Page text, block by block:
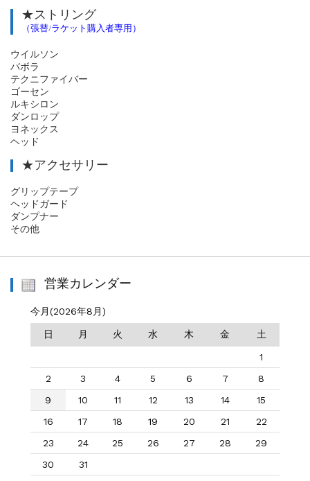
★ストリング
（張替/ラケット購入者専用）
ウイルソン
バボラ
テクニファイバー
ゴーセン
ルキシロン
ダンロップ
ヨネックス
ヘッド
★アクセサリー
グリップテープ
ヘッドガード
ダンプナー
その他
営業カレンダー
今月(2026年8月)
日 月 火 水 木 金 土
1
2
3 4 5 6 7
8
9
10 11 12 13 14
15
16
17 18 19 20 21
22
23
24 25 26 27 28
29
30
31